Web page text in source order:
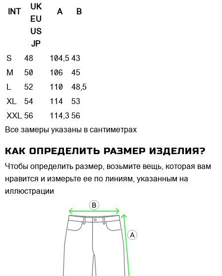
INT
UK
EU
US
JP
A B
S 48 104,5 43
M
50 106
45
L
52 110
48,5
XL
54 114
53
XXL 56 114,3 56
Все замеры указаны в сантиметрах
КАК ОПРЕДЕЛИТЬ РАЗМЕР ИЗДЕЛИЯ?
Чтобы определить размер, возьмите вещь, которая вам
нравится и измерьте ее по линиям, указанным на
иллюстрации